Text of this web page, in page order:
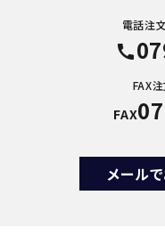
電話注
call
FAX
FAX
メール